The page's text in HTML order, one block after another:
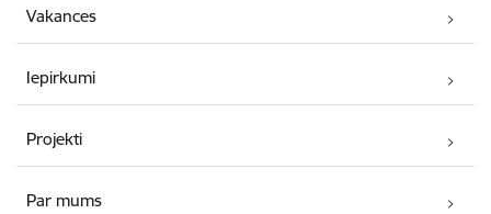
Vakances
Iepirkumi
Projekti
Par mums